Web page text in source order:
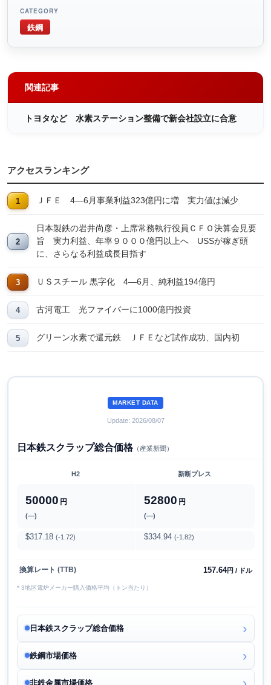
CATEGORY
鉄鋼
関連記事
トヨタなど 水素ステーション整備で新会社設立に合意
アクセスランキング
ＪＦＥ 4―6月事業利益323億円に増 実力値は減少
日本製鉄の岩井尚彦・上席常務執行役員ＣＦＯ決算会見要
旨 実力利益、年率９０００億円以上へ USSが稼ぎ頭
に、さらなる利益成長目指す
ＵＳスチール 黒字化 4―6月、純利益194億円
古河電工 光ファイバーに1000億円投資
グリーン水素で還元鉄 ＪＦＥなど試作成功、国内初
MARKET DATA
Update: 2026/08/07
日本鉄スクラップ総合価格（産業新聞）
H2 新断プレス
50000 円
(―)
52800 円
(―)
$317.18 (-1.72) $334.94 (-1.82)
換算レート (TTB) 157.64円 / ドル
* 3地区電炉メーカー購入価格平均（トン当たり）
日本鉄スクラップ総合価格
鉄鋼市場価格
非鉄金属市場価格